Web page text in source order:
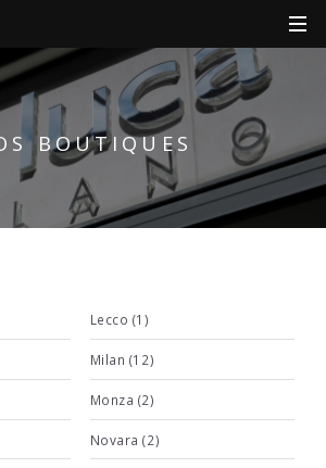
BOUTIQUES
Lecco (1)
Milan (12)
Monza (2)
Novara (2)